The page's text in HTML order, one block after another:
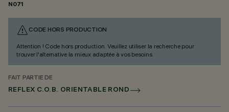
N071
CODE HORS PRODUCTION
Attention ! Code hors production. Veuillez utiliser la recherche pour
trouver l'alternative la mieux adaptée à vos besoins.
FAIT PARTIE DE
REFLEX C.O.B. ORIENTABLE ROND